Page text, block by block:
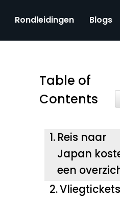
Rondleidingen Blogs
Table of
Contents
Reis naar
Japan
een
Vliegtickets